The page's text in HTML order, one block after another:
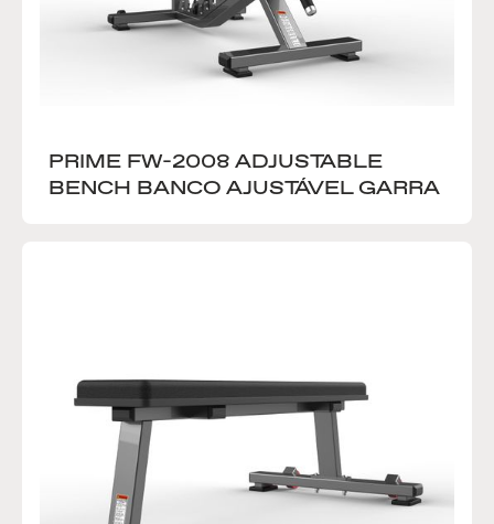
PRIME FW-2008 ADJUSTABLE
BENCH BANCO AJUSTÁVEL GARRA